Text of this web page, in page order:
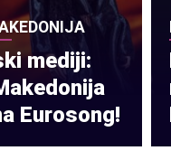
mediji:
Eurosong!